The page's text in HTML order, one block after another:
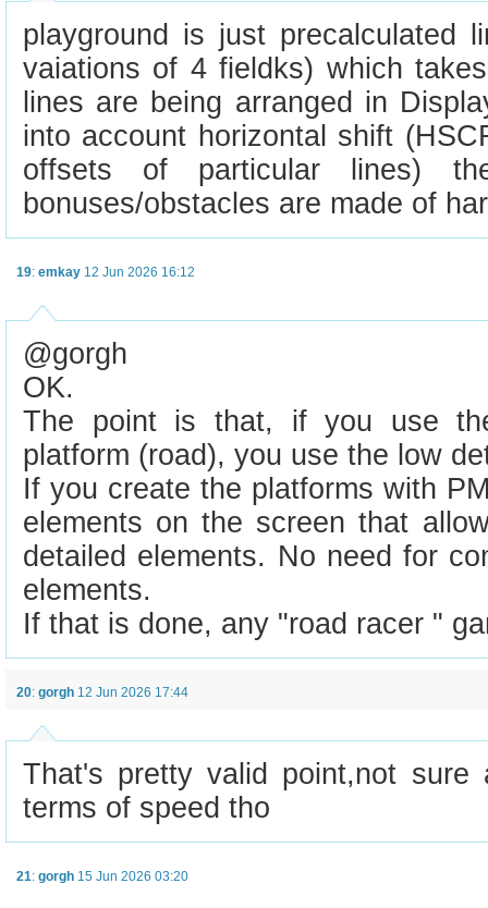
playground is just precalculated
vaiations of 4 fieldks) which
lines are being arranged in
into account horizontal shift
offsets of particular lines)
bonuses/obstacles are made of
19: emkay 12 Jun 2026 16:12
@gorgh
OK.
The point is that, if you use
platform (road), you use the low
If you create the platforms with
elements on the screen that
detailed elements. No need for
elements.
If that is done, any "road racer "
20: gorgh 12 Jun 2026 17:44
That's pretty valid point,not sure
terms of speed tho
21: gorgh 15 Jun 2026 03:20